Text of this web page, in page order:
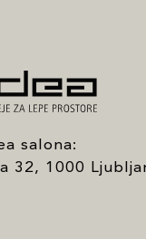
salona:
32, 1000